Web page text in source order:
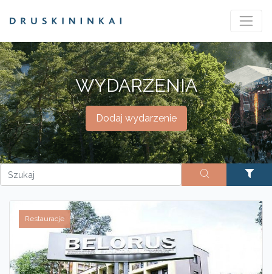
WYDARZENIA
Dodaj wydarzenie
Restauracje